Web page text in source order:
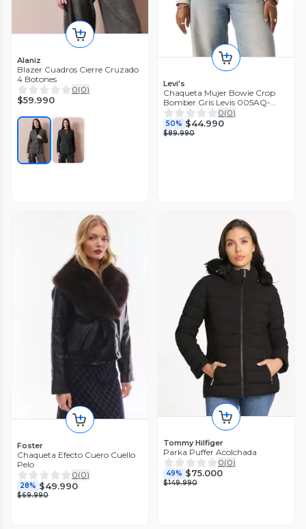
Alaniz
Blazer Cuadros Cierre Cruzado
4 Botones
0(0)
$59.990
Levi's
Chaqueta Mujer Bowie Crop
Bomber Gris Levis 005AQ-
0002
0(0)
50% $44.990
$89.990
Foster
Chaqueta Efecto Cuero Cuello
Pelo
0(0)
28% $49.990
$69.990
Tommy Hilfiger
Parka Puffer Acolchada
0(0)
49% $75.000
$149.990